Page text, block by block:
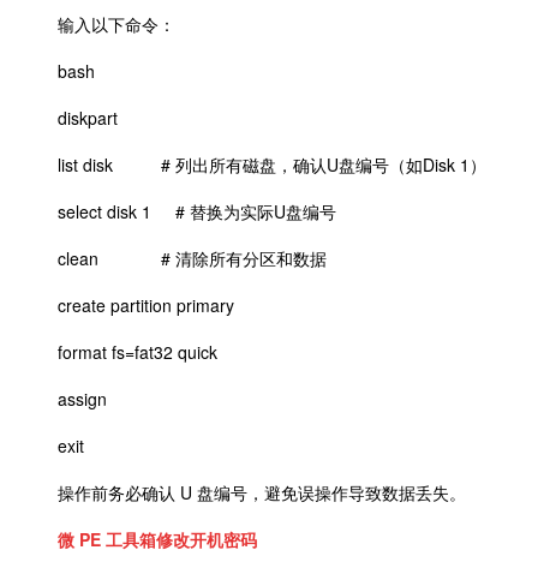
输入以下命令：
bash
diskpart
list disk # 列出所有磁盘，确认U盘编号（如Disk 1）
select disk 1 # 替换为实际U盘编号
clean # 清除所有分区和数据
create partition primary
format fs=fat32 quick
assign
exit
操作前务必确认 U 盘编号，避免误操作导致数据丢失。
微 PE 工具箱修改开机密码